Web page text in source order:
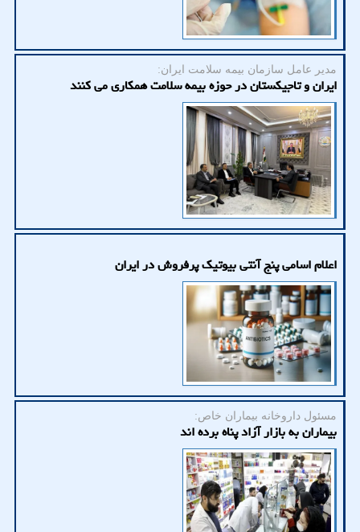
مدیر عامل سازمان بیمه سلامت ایران:
ایران و تاجیکستان در حوزه بیمه سلامت همکاری می کنند
اعلام اسامی پنج آنتی بیوتیک پرفروش در ایران
مسئول داروخانه بیماران خاص:
بیماران به بازار آزاد پناه برده اند